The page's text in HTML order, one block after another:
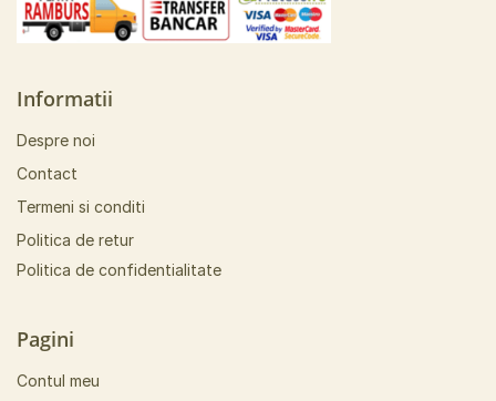
Informatii
Despre noi
Contact
Termeni si conditi
Politica de retur
Politica de confidentialitate
Pagini
Contul meu